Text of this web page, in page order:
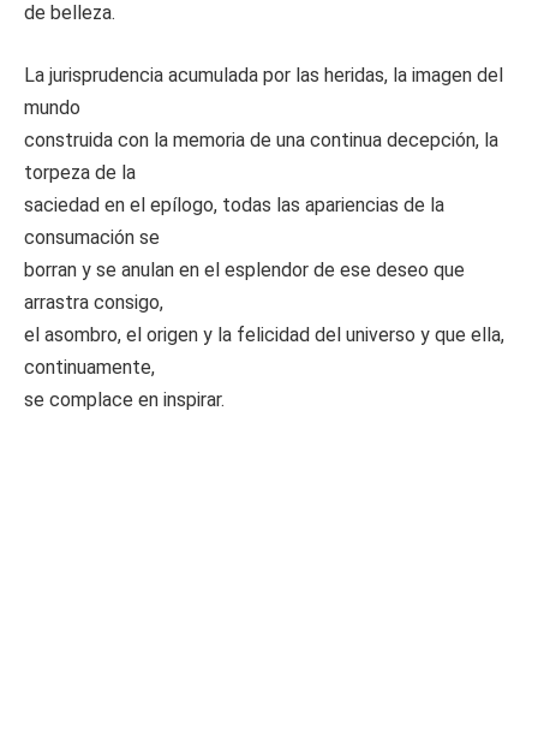
de belleza.
La jurisprudencia acumulada por las heridas, la imagen del
mundo
construida con la memoria de una continua decepción, la
torpeza de la
saciedad en el epílogo, todas las apariencias de la
consumación se
borran y se anulan en el esplendor de ese deseo que
arrastra consigo,
el asombro, el origen y la felicidad del universo y que ella,
continuamente,
se complace en inspirar.